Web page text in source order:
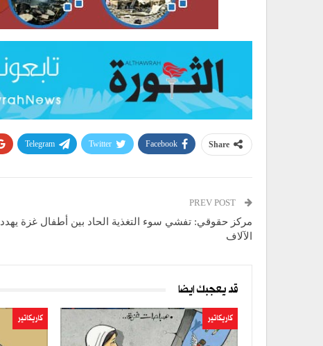
Share
Facebook
Twitter
Telegram
مركز حقوقي: تفشي سوء التغذية الحاد بين أطفال غزة يهدد
الآلاف
قد يعجبك ايضا
كاريكاتير كاريكاتير